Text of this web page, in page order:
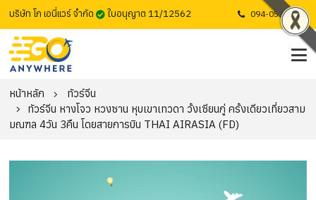
บริษัท โก เอนี่แวร์ จำกัด ใบอนุญาต 11/12562 094-053-1725
หน้าหลัก
ทัวร์จีน
ทัวร์จีน หางโจว หวงซาน หุบเขาเทวดา วั้งเซียนกู่ ครั้งเดียวเที่ยวสาม
มณฑล 4วัน 3คืน โดยสายการบิน THAI AIRASIA (FD)